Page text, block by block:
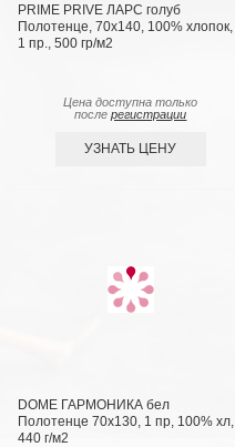
PRIME PRIVE ЛАРС голуб
Полотенце, 70х140, 100% хлопок,
1 пр., 500 гр/м2
Цена доступна только
послерегистрации
УЗНАТЬ ЦЕНУ
DOME ГАРМОНИКА бел
Полотенце 70x130, 1 пр, 100% хл,
440 г/м2